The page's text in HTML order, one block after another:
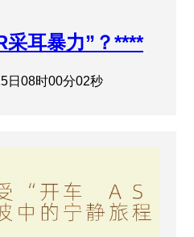
采耳暴力”？****
日08时00分02秒